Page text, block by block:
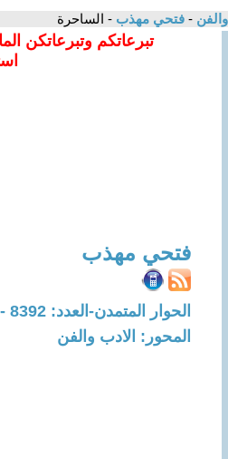
- فتحي مهذب - الساحرة
تبرعاتكم وتبرعاتكن
فتحي مهذب
الحوار المتمدن-العدد: 8392 - 2025 / 7 / 3 - 23:34
المحور: الادب والفن